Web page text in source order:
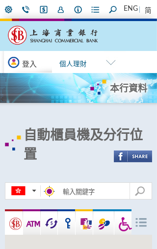
ENG 简
登入 個人理財
本行資料
自動櫃員機及分行位
置